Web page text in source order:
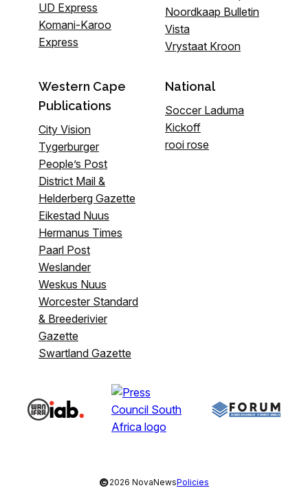
UD Express
Komani-Karoo
Express
Noordkaap Bulletin
Vista
Vrystaat Kroon
Western Cape
Publications
City Vision
Tygerburger
People’s Post
District Mail &
Helderberg Gazette
Eikestad Nuus
Hermanus Times
Paarl Post
Weslander
Weskus Nuus
Worcester Standard
& Breederivier
Gazette
Swartland Gazette
National
Soccer Laduma
Kickoff
rooi rose
©2026 NovaNewsPolicies